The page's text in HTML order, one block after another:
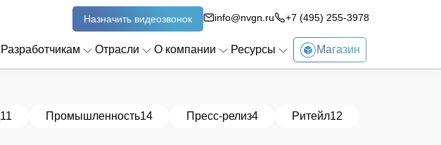
Назначить видеозвонок info@nvgn.ru +7 (495) 255-3978
Разработчикам Отрасли О компании Ресурсы Магазин
11 Промышленность14 Пресс-релиз4 Ритейл12